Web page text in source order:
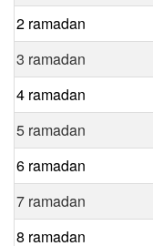
2 ramadan
3 ramadan
4 ramadan
5 ramadan
6 ramadan
7 ramadan
8 ramadan